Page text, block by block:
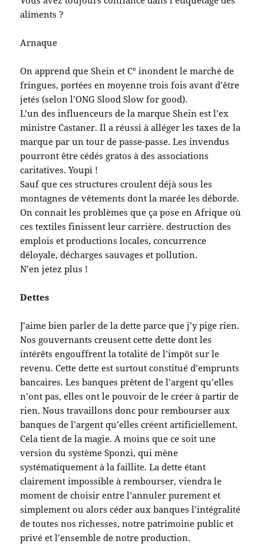
aliments ?
Arnaque
On apprend que Shein et C° inondent le marché de
fringues, portées en moyenne trois fois avant d’être
jetés (selon l’ONG Slood Slow for good).
L’un des influenceurs de la marque Shein est l’ex
ministre Castaner. Il a réussi à alléger les taxes de la
marque par un tour de passe-passe. Les invendus
pourront être cédés gratos à des associations
caritatives. Youpi !
Sauf que ces structures croulent déjà sous les
montagnes de vêtements dont la marée les déborde.
On connait les problèmes que ça pose en Afrique où
ces textiles finissent leur carrière. destruction des
emplois et productions locales, concurrence
déloyale, décharges sauvages et pollution.
N’en jetez plus !
Dettes
J’aime bien parler de la dette parce que j’y pige rien.
Nos gouvernants creusent cette dette dont les
intérêts engouffrent la totalité de l’impôt sur le
revenu. Cette dette est surtout constitué d’emprunts
bancaires. Les banques prêtent de l’argent qu’elles
n’ont pas, elles ont le pouvoir de le créer à partir de
rien. Nous travaillons donc pour rembourser aux
banques de l’argent qu’elles créent artificiellement.
Cela tient de la magie. A moins que ce soit une
version du système Sponzi, qui mène
systématiquement à la faillite. La dette étant
clairement impossible à rembourser, viendra le
moment de choisir entre l’annuler purement et
simplement ou alors céder aux banques l’intégralité
de toutes nos richesses, notre patrimoine public et
privé et l’ensemble de notre production.